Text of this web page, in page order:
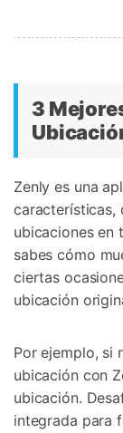
3
Zenly es una
características,
ubicaciones en
sabes cómo
ciertas
ubicación
Por ejemplo, si
ubicación con
ubicación.
integrada para